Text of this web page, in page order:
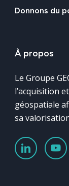
Donnons du
À propos
Le Groupe
l’acquisition
géospatiale
sa